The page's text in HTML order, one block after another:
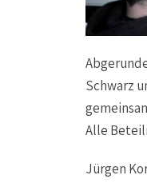
Schwarz
Alle
Jürgen